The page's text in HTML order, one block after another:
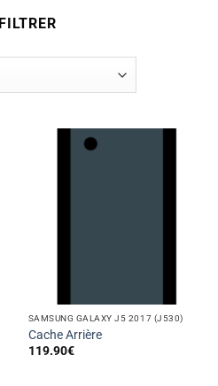
FILTRER
SAMSUNG GALAXY J5 2017 (J530)
Cache Arrière
119.90€